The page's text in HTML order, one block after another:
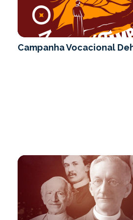
Campanha Vocacional